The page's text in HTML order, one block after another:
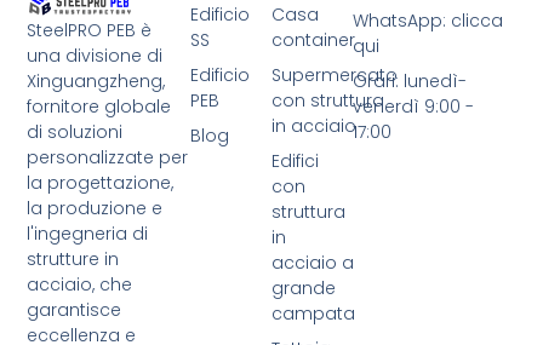
SteelPRO PEB è
una divisione di
Xinguangzheng,
fornitore globale
di soluzioni
personalizzate per
la progettazione,
la produzione e
l'ingegneria di
strutture in
acciaio, che
garantisce
eccellenza e
Casa
container
Supermercato
con struttura
in acciaio
Edifici
con
struttura
in
acciaio a
grande
campata
Edificio
SS
Edificio
PEB
Blog
WhatsApp: clicca
qui
Orari: lunedì-
venerdì 9:00 -
17:00